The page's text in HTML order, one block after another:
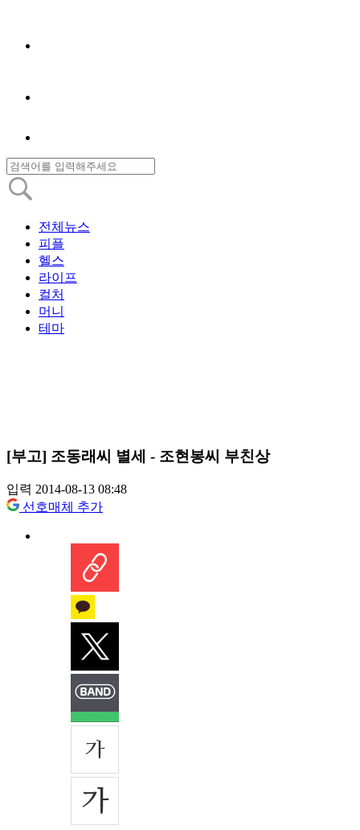
전체뉴스
피플
헬스
라이프
컬처
머니
테마
[부고] 조동래씨 별세 - 조현봉씨 부친상
입력 2014-08-13 08:48
선호매체 추가